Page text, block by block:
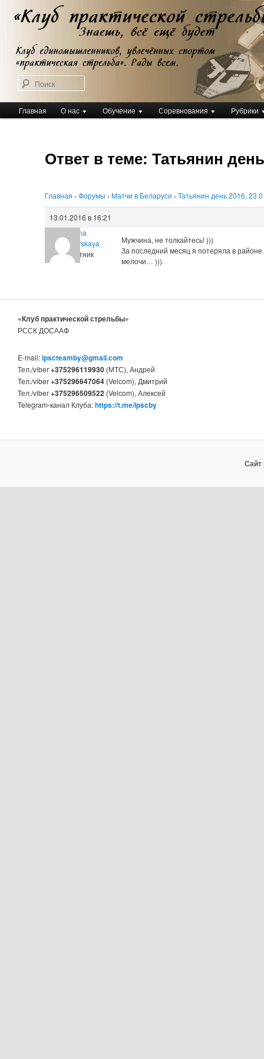
Перейти
основному
содержимому
Клуб практической стрельбы
Клуб практической стрельбы
Главное
меню
Главная О нас Обучение Соревнования Рубрики
Ответ в теме: Татьянин день
Главная › Форумы › Матчи в Беларуси › Татьянин день 2016,
13.01.2016 в 16:21
Tatiana
Botyanovskaya
Участник
Мужчина, не толкайтесь! )))
За последний месяц я потеряла в
мелочи… )))
«Клуб практической стрельбы»
РССК ДОСААФ
E-mail:ipscteamby@gmail.com
Тел./viber+375296119930 (МТС), Андрей
Тел./viber+375296647064 (Velcom), Дмитрий
Тел./viber+375296509522 (Velcom), Алексей
Telegram-канал Клуба:https://t.me/ipscby
Сайт